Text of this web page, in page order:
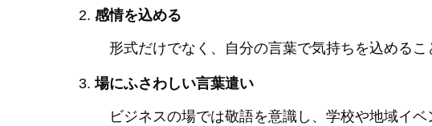
感情を込める
形式だけでなく、自分の言葉で気持ちを込めるこ
場にふさわしい言葉遣い
ビジネスの場では敬語を意識し、学校や地域イ